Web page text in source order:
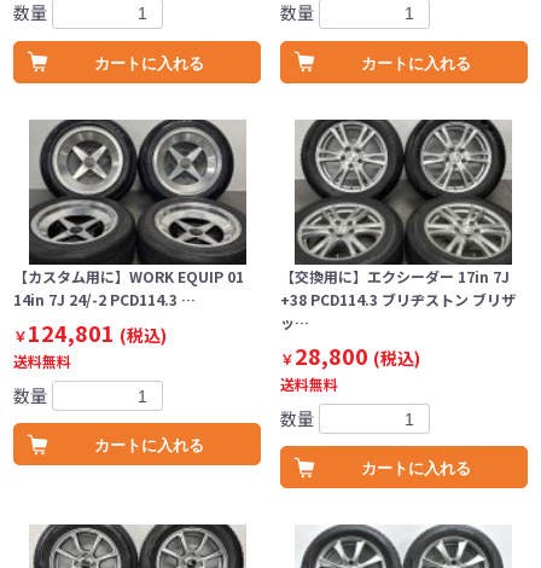
数量
カートに入れる
数量
カートに入れる
【カスタム用に】WORK EQUIP 01
14in 7J 24/-2 PCD114.3 …
￥124,801 (税込)
送料無料
数量
カートに入れる
【交換用に】エクシーダー 17in 7J
+38 PCD114.3 ブリヂストン ブリザ
ッ…
￥28,800 (税込)
送料無料
数量
カートに入れる